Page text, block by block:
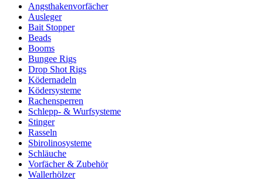
Angsthakenvorfächer
Ausleger
Bait Stopper
Beads
Booms
Bungee Rigs
Drop Shot Rigs
Ködernadeln
Ködersysteme
Rachensperren
Schlepp- & Wurfsysteme
Stinger
Rasseln
Sbirolinosysteme
Schläuche
Vorfächer & Zubehör
Wallerhölzer